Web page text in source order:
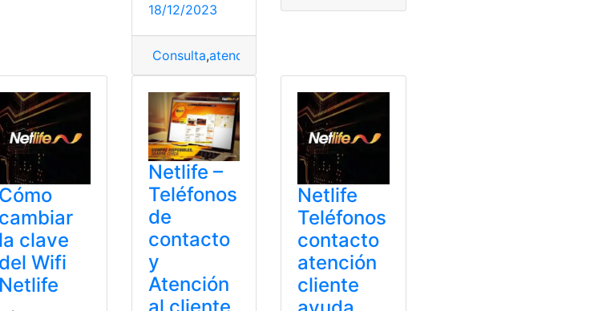
18/12/2023
Consulta,atención
Cómo
cambiar
la clave
del Wifi
Netlife
Netlife –
Teléfonos
de
contacto
y
Atención
Netlife
Teléfonos
contacto
atención
cliente